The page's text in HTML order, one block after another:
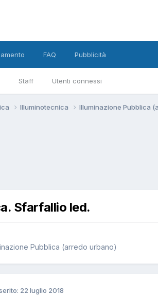
Staff Utenti connessi
FAQ Pubblicità
Illuminotecnica Illuminazione Pubblica
Sfarfallio led.
Pubblica (arredo urbano)
22 luglio 2018